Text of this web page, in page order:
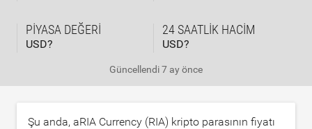
PIYASA DEĞERI
USD?
24 SAATLIK HACIM
USD?
Güncellendi7 ay önce
Şu anda, aRIA Currency (RIA) kripto parasının fiyatı